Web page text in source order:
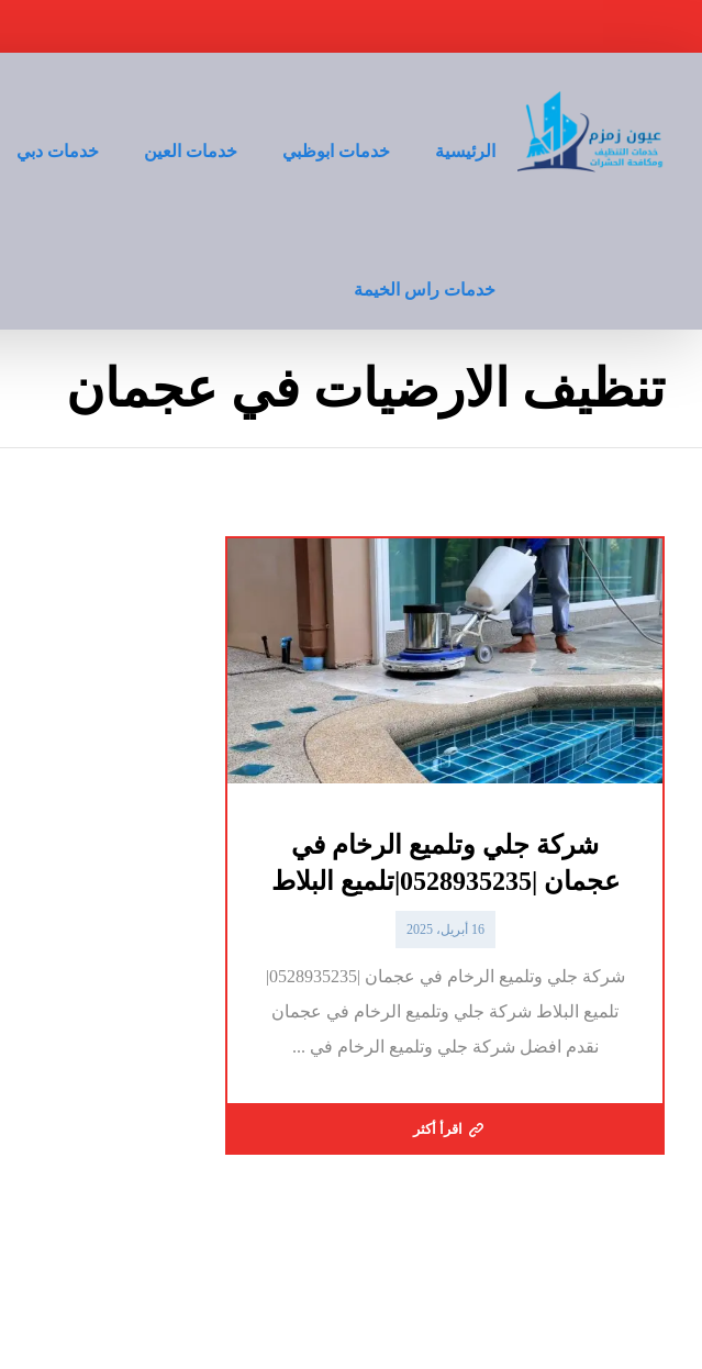
الرئيسية خدمات ابوظبي خدمات العين خدمات دبي
خدمات راس الخيمة
تنظيف الارضيات في عجمان
شركة جلي وتلميع الرخام في
عجمان |0528935235|تلميع البلاط
16 أبريل، 2025
شركة جلي وتلميع الرخام في عجمان |0528935235|
تلميع البلاط شركة جلي وتلميع الرخام في عجمان
نقدم افضل شركة جلي وتلميع الرخام في ...
اقرأ أكثر